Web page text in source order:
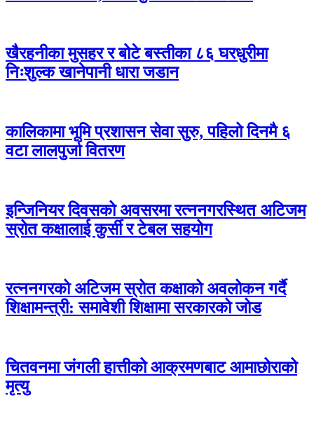
खैरहनीका मुसहर र बोटे बस्तीका ८६ घरधुरीमा
निःशुल्क खानेपानी धारा जडान
कालिकामा भूमि प्रशासन सेवा सुरु, पहिलो दिनमै ६
वटा लालपुर्जा वितरण
इन्जिनियर दिवसको अवसरमा रत्ननगरस्थित अटिजम
स्रोत कक्षालाई कुर्सी र टेबल सहयोग
रत्ननगरको अटिजम स्रोत कक्षाको अवलोकन गर्दै
शिक्षामन्त्री: समावेशी शिक्षामा सरकारको जोड
चितवनमा जंगली हात्तीको आक्रमणबाट आमाछोराको
मृत्यु